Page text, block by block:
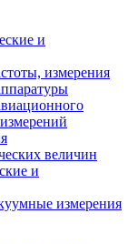
и
измерения
величин
и
измерения